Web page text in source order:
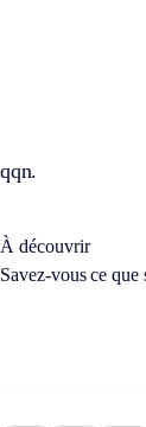
À découvrir
Savez-vous ce